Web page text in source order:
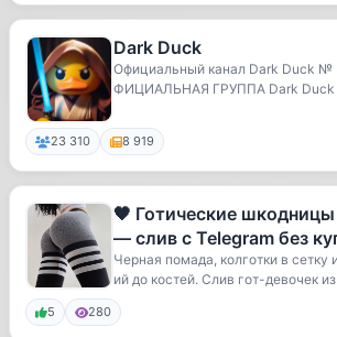
Dark Duck
Официальный канал Dark Duck
ФИЦИАЛЬНАЯ ГРУППА Dark Duck
23 310 8 919
🖤 Готические
— слив с Telegram без
Черная помада, колготки в сетку
ий до костей. Слив гот-девочек
5 280